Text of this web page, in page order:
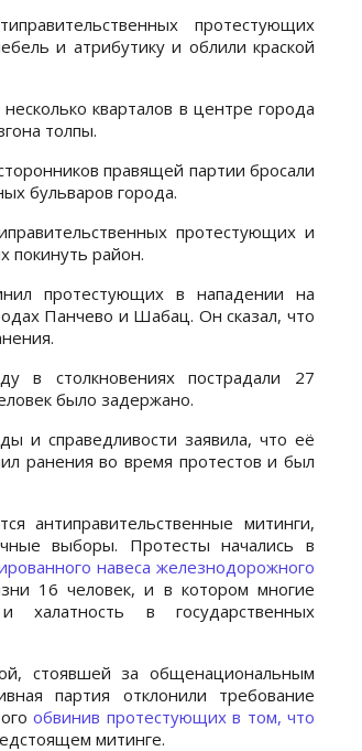
протестующих
и атрибутику и облили краской
кварталов в центре города
толпы.
правящей партии бросали
бульваров города.
протестующих и
покинуть район.
протестующих в нападении на
Панчево и Шабац. Он сказал, что
в столкновениях пострадали 27
было задержано.
и справедливости заявила, что её
ранения во время протестов и был
антиправительственные митинги,
выборы. Протесты начались в
навеса железнодорожного
16 человек, и в котором многие
халатность в государственных
стоявшей за общенациональным
партия отклонили требование
обвинив протестующих в том, что
митинге.